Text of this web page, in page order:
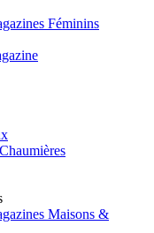
Féminins
Maisons &